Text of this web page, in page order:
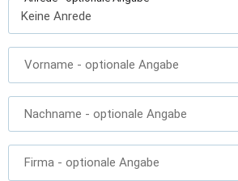
Vorname - optionale Angabe
Nachname - optionale Angabe
Firma - optionale Angabe